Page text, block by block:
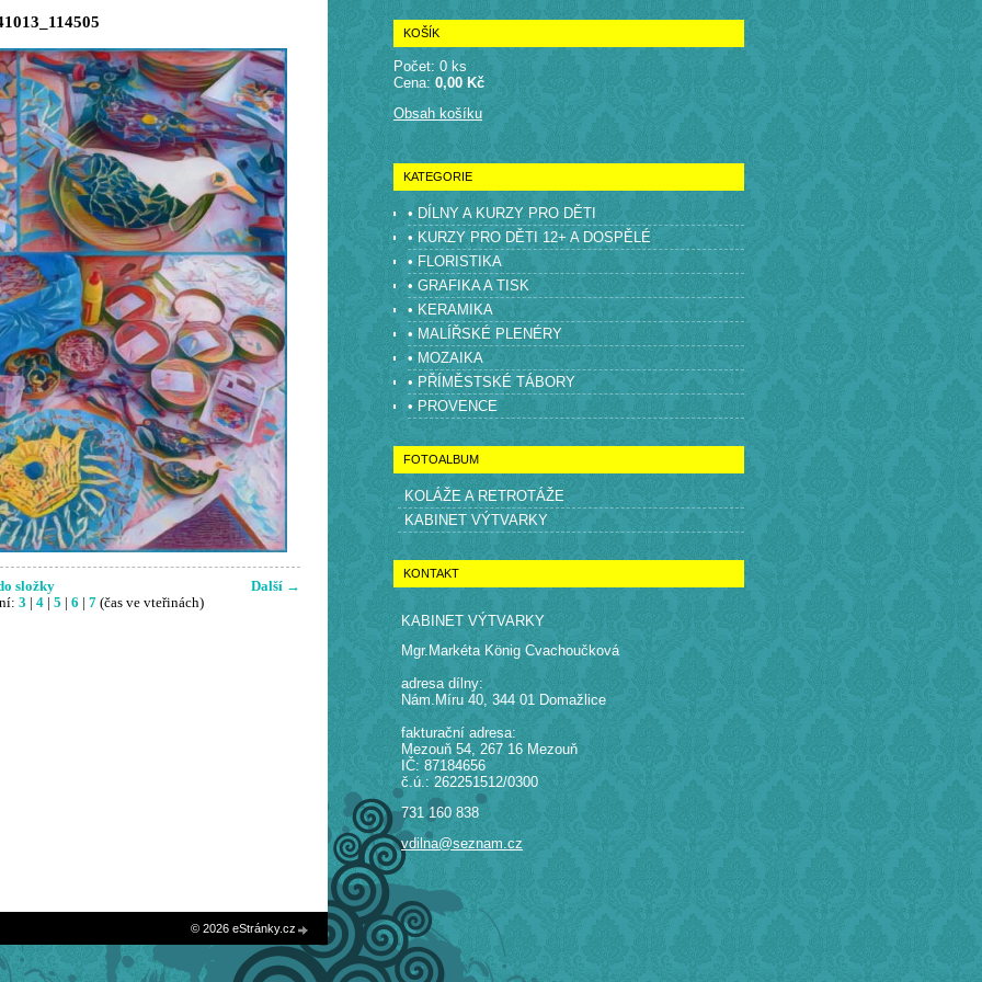
Další →
složky
3 4 5 6 7 (čas ve vteřinách)
KOŠÍK
Počet: 0 ks
Cena:0,00 Kč
Obsah košíku
KATEGORIE
• DÍLNY A KURZY PRO DĚTI
• KURZY PRO DĚTI 12+ A DOSPĚLÉ
• FLORISTIKA
• GRAFIKA A TISK
• KERAMIKA
• MALÍŘSKÉ PLENÉRY
• MOZAIKA
• PŘÍMĚSTSKÉ TÁBORY
• PROVENCE
FOTOALBUM
KOLÁŽE A RETROTÁŽE
KABINET VÝTVARKY
KONTAKT
KABINET VÝTVARKY
Mgr.Markéta König Cvachoučková
adresa dílny:
Nám.Míru 40, 344 01 Domažlice
fakturační adresa:
Mezouň 54, 267 16 Mezouň
IČ: 87184656
č.ú.: 262251512/0300
731 160 838
vdilna@seznam.cz
© 2026 eStránky.cz